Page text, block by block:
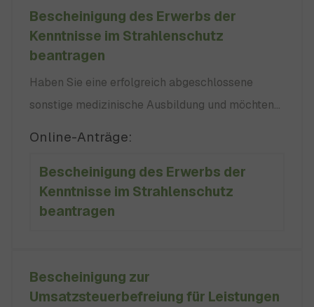
Bescheinigung des Erwerbs der
Kenntnisse im Strahlenschutz
beantragen
Haben Sie eine erfolgreich abgeschlossene
sonstige medizinische Ausbildung und möchten
arbeiten? Dann müssen Sie den Erwerb der
hierfür erforderlichen Kenntnisse nachweisen.
kein
Online-Anträge:
Bescheinigung des Erwerbs der
Kenntnisse im Strahlenschutz
beantragen
Bescheinigung zur
Umsatzsteuerbefreiung für Leistungen